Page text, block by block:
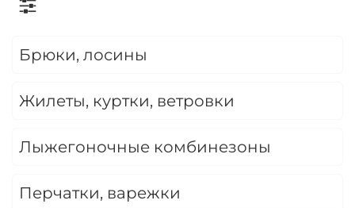
Брюки, лосины
Жилеты, куртки, ветровки
Лыжегоночные комбинезоны
Перчатки, варежки